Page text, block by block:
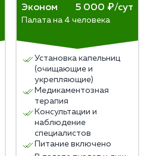
Эконом 5 000 ₽/сут
Палата на 4 человека
Установка капельниц
(очищающие и
укрепляющие)
Медикаментозная
терапия
Консультации и
наблюдение
специалистов
Питание включено